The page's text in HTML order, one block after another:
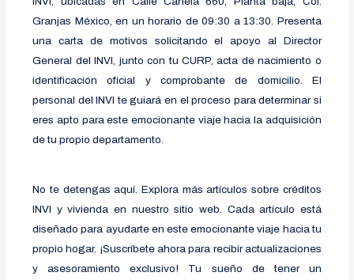
Granjas México, en un horario de 09:30 a 13:30. Presenta
una carta de motivos solicitando el apoyo al Director
General del INVI, junto con tu CURP, acta de nacimiento o
identificación oficial y comprobante de domicilio. El
personal del INVI te guiará en el proceso para determinar si
eres apto para este emocionante viaje hacia la adquisición
de tu propio departamento.
No te detengas aquí. Explora más artículos sobre créditos
INVI y vivienda en nuestro sitio web. Cada artículo está
diseñado para ayudarte en este emocionante viaje hacia tu
propio hogar. ¡Suscríbete ahora para recibir actualizaciones
y asesoramiento exclusivo! Tu sueño de tener un